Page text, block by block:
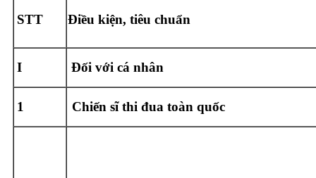
STT Điều kiện, tiêu chuẩn
I Đối với cá nhân
1 Chiến sĩ thi đua toàn quốc